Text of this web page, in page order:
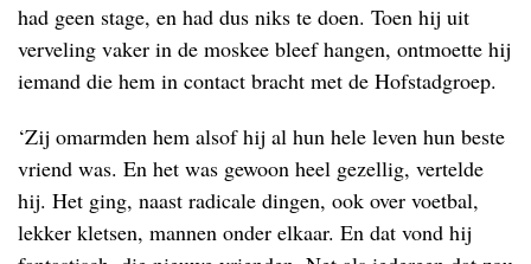
had geen stage, en had dus niks te doen. Toen hij uit
verveling vaker in de moskee bleef hangen, ontmoette hij
iemand die hem in contact bracht met de Hofstadgroep.
‘Zij omarmden hem alsof hij al hun hele leven hun beste
vriend was. En het was gewoon heel gezellig, vertelde
hij. Het ging, naast radicale dingen, ook over voetbal,
lekker kletsen, mannen onder elkaar. En dat vond hij